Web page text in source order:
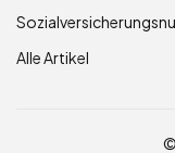
Alle Artikel